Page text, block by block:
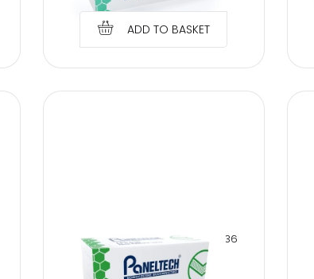
ADD TO BASKET
PANELTECH POLYSTYRENE EPS 036
10 CM ROOF FLOOR SUPER